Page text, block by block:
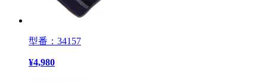
型番：34157
¥4,980